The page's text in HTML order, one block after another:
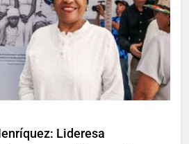
Lideresa